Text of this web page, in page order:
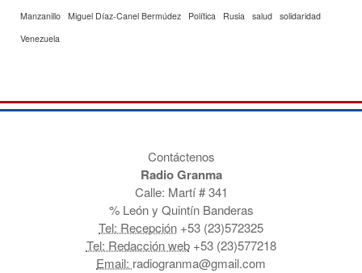
Manzanillo Miguel Díaz-Canel Bermúdez Política Rusia salud solidaridad
Venezuela
Contáctenos
Radio Granma
Calle: Martí # 341
% León y Quintín Banderas
Tel: Recepción +53 (23)572325
Tel: Redacción web+53 (23)577218
Email: radiogranma@gmail.com